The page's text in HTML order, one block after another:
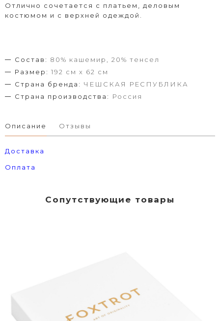
Отлично сочетается с платьем, деловым
костюмом и с верхней одеждой.
Состав: 80% кашемир, 20% тенсел
Размер: 192 см x 62 см
Страна бренда: ЧЕШСКАЯ РЕСПУБЛИКА
Страна производства:
Россия
Описание Отзывы
Доставка
Оплата
Сопутствующие товары